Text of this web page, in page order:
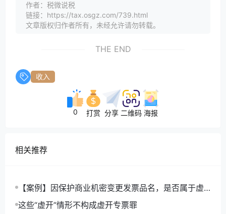
照三年或五年的追征期来处理的。
通常处理超追征期的案件，都是先描述违法事实，
以超过5年的原因不予处理。
为什么不按照常规流程计算出应补缴的税款呢？处
理决定书中写得很明白，因为目前的证据没办法证
明企业取得了收入。
证据来证明的。
办法计算应补缴的税款，且因为转款事项过于久
所以该局并没有把精力放在进一步取证上，而是直
作者：税微说税
链接：https://tax.osgz.com/739.html
文章版权归作者所有，未经允许请勿转载。
THE END
收入
0 打赏 分享 二维码 海报
相关推荐
【案例】因保护商业机密变更发票品名，是否属于虚
开发票？是否构成犯罪？
这些“虚开”情形不构成虚开专票罪